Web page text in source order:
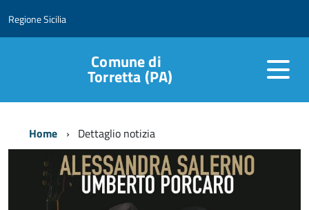
Regione Sicilia
Comune di
Torretta (PA)
Home Dettaglio notizia